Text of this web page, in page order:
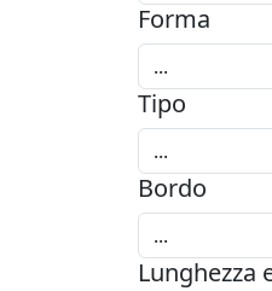
Forma
Tipo
Bordo
Lunghezza